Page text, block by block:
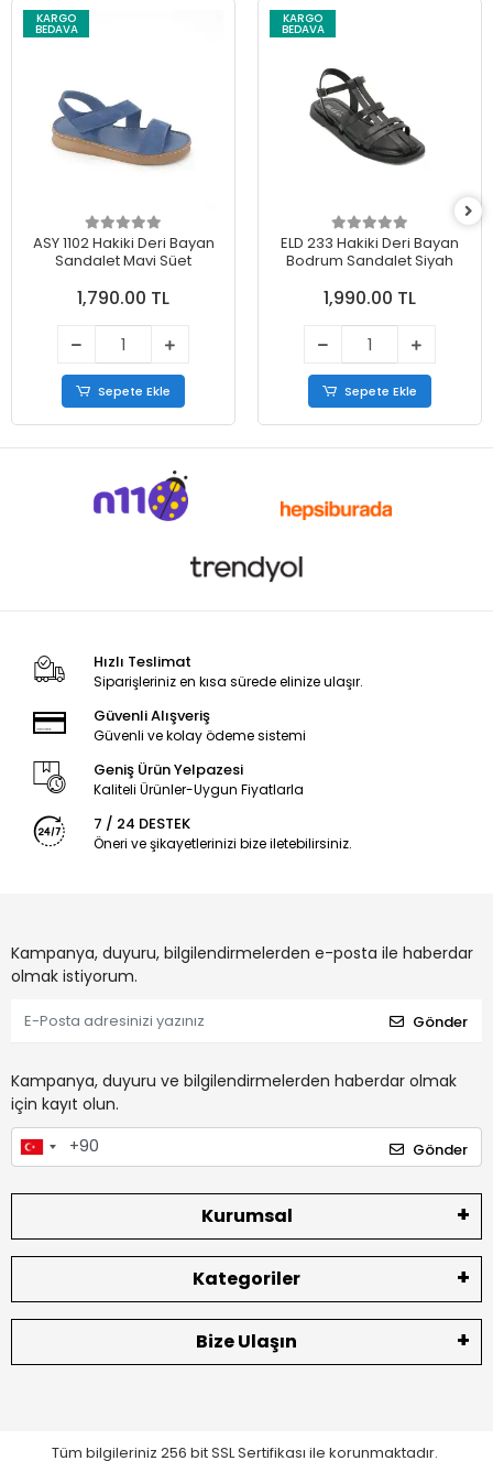
KARGO
BEDAVA
ASY 1102 Hakiki Deri Bayan
Sandalet Mavi Süet
1,790.00 TL
Sepete Ekle
KARGO
BEDAVA
ELD 233 Hakiki Deri Bayan
Bodrum Sandalet Siyah
1,990.00 TL
Sepete Ekle
Hızlı Teslimat
Siparişleriniz en kısa sürede elinize ulaşır.
Güvenli Alışveriş
Güvenli ve kolay ödeme sistemi
Geniş Ürün Yelpazesi
Kaliteli Ürünler-Uygun Fiyatlarla
7 / 24 DESTEK
Öneri ve şikayetlerinizi bize iletebilirsiniz.
Kampanya, duyuru, bilgilendirmelerden e-posta ile haberdar
olmak istiyorum.
Gönder
Kampanya, duyuru ve bilgilendirmelerden haberdar olmak
için kayıt olun.
Gönder
Kurumsal
Kategoriler
Bize Ulaşın
Tüm bilgileriniz 256 bit SSL Sertifikası ile korunmaktadır.